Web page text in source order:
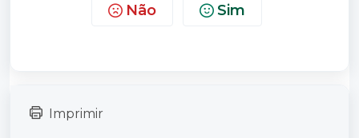
Não Sim
Imprimir